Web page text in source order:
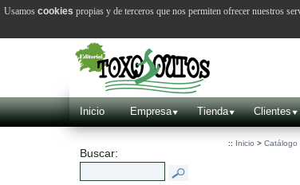
Inicio Empresa Tienda Clientes
Buscar:
:: Inicio > Catálogo
Usamos cookies propias y de terceros que nos permiten ofrecer nuestros